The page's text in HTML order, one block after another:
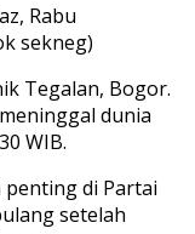
Rabu
sekneg)
Tegalan, Bogor.
dunia
WIB.
penting di Partai
setelah